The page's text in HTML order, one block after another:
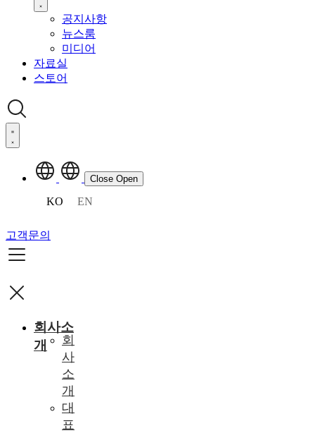
공지사항
뉴스룸
미디어
자료실
스토어
Close Open
KO EN
고객문의
회사소
개
회
사
소
개
대
표